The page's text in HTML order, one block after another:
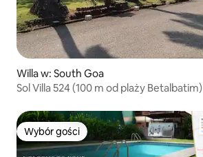
Willa w: South Goa
Sol Villa 524 (100 m od plaży Betalbatim)
Wybór gości
Wybór gości